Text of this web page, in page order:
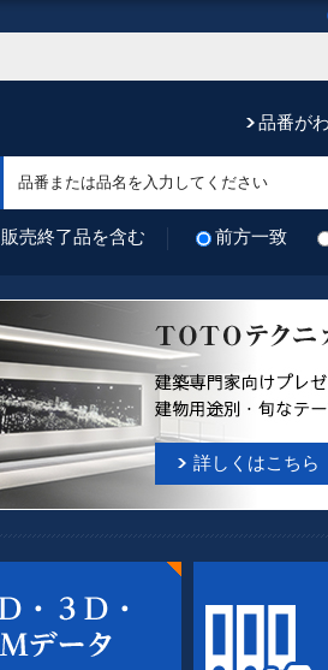
品番が
販売終了品を含む 前方一致
詳しくはこちら